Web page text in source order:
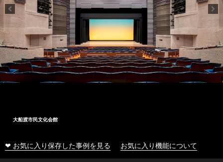
大船渡市民文化会館
❤ お気に入り保存した事例を見る お気に入り機能について